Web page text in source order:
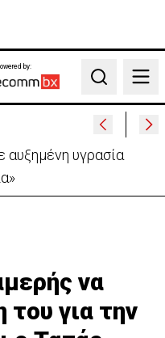
by:
Search
«Το πάρτι έχει
να
του για την